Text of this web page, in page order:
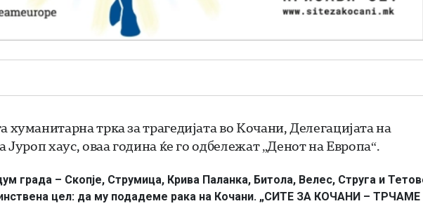
трка за трагедијата во Кочани, Делегацијата на
хаус, оваа година ќе го одбележат „Денот на Европа“.
града – Скопје, Струмица, Крива Паланка, Битола, Велес, Струга и
цел: да му подадеме рака на Кочани. „СИТЕ ЗА КОЧАНИ – ТРЧАМЕ